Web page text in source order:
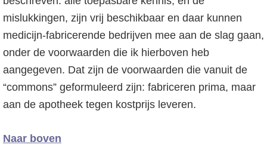
mislukkingen, zijn vrij beschikbaar en daar kunnen
medicijn-fabricerende bedrijven mee aan de slag gaan,
onder de voorwaarden die ik hierboven heb
aangegeven. Dat zijn de voorwaarden die vanuit de
“commons” geformuleerd zijn: fabriceren prima, maar
aan de apotheek tegen kostprijs leveren.
Naar boven